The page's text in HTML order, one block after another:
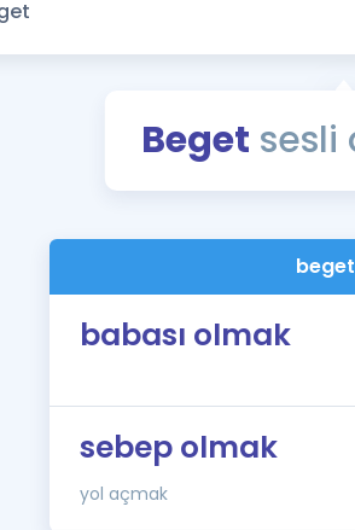
Beget sesli
babası olmak
sebep olmak
yol açmak